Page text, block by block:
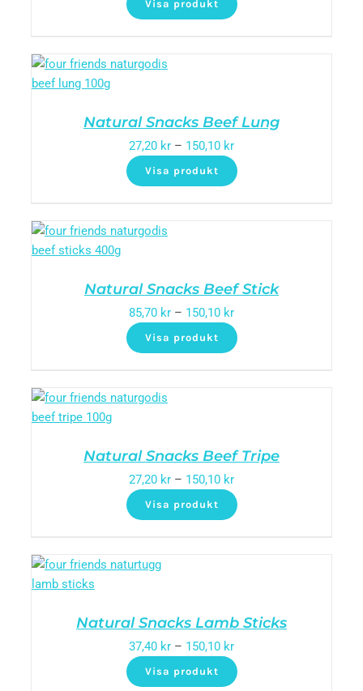
Visa produkt
Natural Snacks Beef Lung
27,20 kr – 150,10 kr
Visa produkt
Natural Snacks Beef Stick
85,70 kr – 150,10 kr
Visa produkt
Natural Snacks Beef Tripe
27,20 kr – 150,10 kr
Visa produkt
Natural Snacks Lamb Sticks
37,40 kr – 150,10 kr
Visa produkt